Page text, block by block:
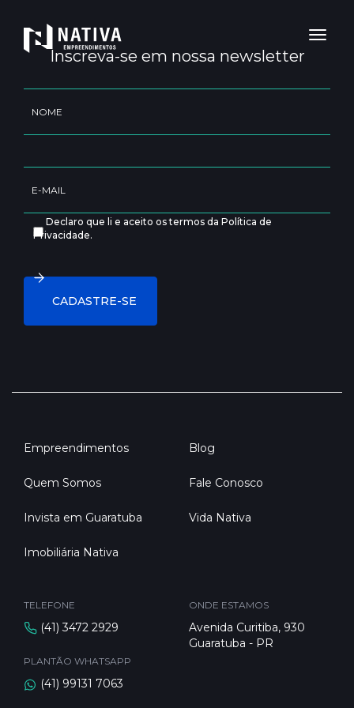
Toggle
Inscreva-se em nossa newsletter
Declaro que li e aceito os termos da Política de
Privacidade.
Empreendimentos
Quem Somos
Invista em Guaratuba
Imobiliária Nativa
Blog
Fale Conosco
Vida Nativa
TELEFONE
(41) 3472 2929
PLANTÃO WHATSAPP
(41) 99131 7063
ONDE ESTAMOS
Avenida Curitiba, 930
Guaratuba - PR